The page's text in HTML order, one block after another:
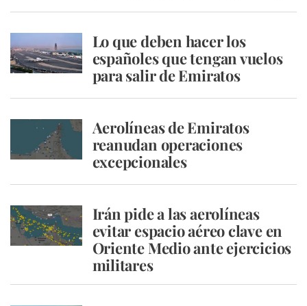
Lo que deben hacer los
españoles que tengan vuelos
para salir de Emiratos
Aerolíneas de Emiratos
reanudan operaciones
excepcionales
Irán pide a las aerolíneas
evitar espacio aéreo clave en
Oriente Medio ante ejercicios
militares